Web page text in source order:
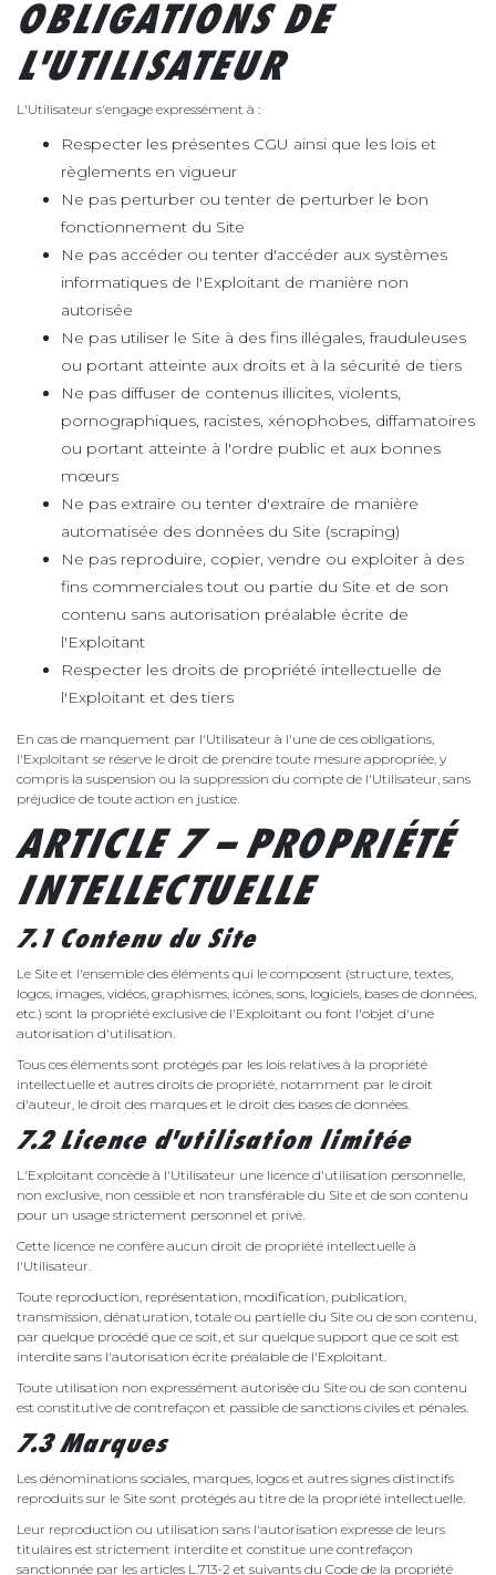
OBLIGATIONS DE
L'UTILISATEUR
L'Utilisateur s'engage expressément à :
Respecter les présentes CGU ainsi que les lois et
règlements en vigueur
Ne pas perturber ou tenter de perturber le bon
fonctionnement du Site
Ne pas accéder ou tenter d'accéder aux systèmes
informatiques de l'Exploitant de manière non
autorisée
Ne pas utiliser le Site à des fins illégales, frauduleuses
ou portant atteinte aux droits et à la sécurité de tiers
Ne pas diffuser de contenus illicites, violents,
pornographiques, racistes, xénophobes, diffamatoires
ou portant atteinte à l'ordre public et aux bonnes
mœurs
Ne pas extraire ou tenter d'extraire de manière
automatisée des données du Site (scraping)
Ne pas reproduire, copier, vendre ou exploiter à des
fins commerciales tout ou partie du Site et de son
contenu sans autorisation préalable écrite de
l'Exploitant
Respecter les droits de propriété intellectuelle de
l'Exploitant et des tiers
En cas de manquement par l'Utilisateur à l'une de ces obligations,
l'Exploitant se réserve le droit de prendre toute mesure appropriée, y
compris la suspension ou la suppression du compte de l'Utilisateur, sans
préjudice de toute action en justice.
ARTICLE 7 – PROPRIÉTÉ
INTELLECTUELLE
7.1 Contenu du Site
Le Site et l'ensemble des éléments qui le composent (structure, textes,
logos, images, vidéos, graphismes, icônes, sons, logiciels, bases de données,
etc.) sont la propriété exclusive de l'Exploitant ou font l'objet d'une
autorisation d'utilisation.
Tous ces éléments sont protégés par les lois relatives à la propriété
intellectuelle et autres droits de propriété, notamment par le droit
d'auteur, le droit des marques et le droit des bases de données.
7.2 Licence d'utilisation limitée
L'Exploitant concède à l'Utilisateur une licence d'utilisation personnelle,
non exclusive, non cessible et non transférable du Site et de son contenu
pour un usage strictement personnel et privé.
Cette licence ne confère aucun droit de propriété intellectuelle à
l'Utilisateur.
Toute reproduction, représentation, modification, publication,
transmission, dénaturation, totale ou partielle du Site ou de son contenu,
par quelque procédé que ce soit, et sur quelque support que ce soit est
interdite sans l'autorisation écrite préalable de l'Exploitant.
Toute utilisation non expressément autorisée du Site ou de son contenu
est constitutive de contrefaçon et passible de sanctions civiles et pénales.
7.3 Marques
Les dénominations sociales, marques, logos et autres signes distinctifs
reproduits sur le Site sont protégés au titre de la propriété intellectuelle.
Leur reproduction ou utilisation sans l'autorisation expresse de leurs
titulaires est strictement interdite et constitue une contrefaçon
sanctionnée par les articles L.713-2 et suivants du Code de la propriété